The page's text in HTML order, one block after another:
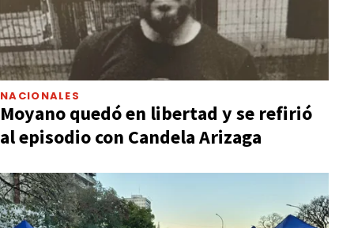
NACIONALES
Moyano quedó en libertad y se refirió
al episodio con Candela Arizaga